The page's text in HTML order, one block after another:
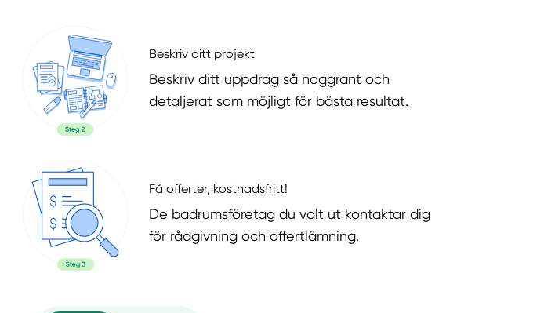
Beskriv ditt projekt
Beskriv ditt uppdrag så noggrant och
detaljerat som möjligt för bästa resultat.
Få offerter, kostnadsfritt!
De badrumsföretag du valt ut kontaktar dig
för rådgivning och offertlämning.